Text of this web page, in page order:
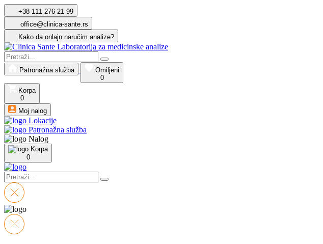
+38 111 276 21 99
office@clinica-sante.rs
Kako da onlajn naručim analize?
Patronažna služba
Omiljeni
0
Korpa
0
Moj nalog
Lokacije
Patronažna služba
Nalog
Korpa
0